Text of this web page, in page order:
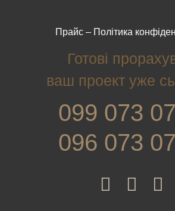
Прайс – Політика
Готові
ваш проект уже
099 073
096 073